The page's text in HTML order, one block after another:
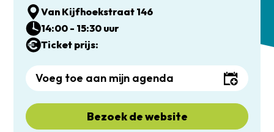
Van Kijfhoekstraat 146
14:00 - 15:30 uur
Ticket prijs:
Voeg toe aan mijn agenda
Bezoek de website